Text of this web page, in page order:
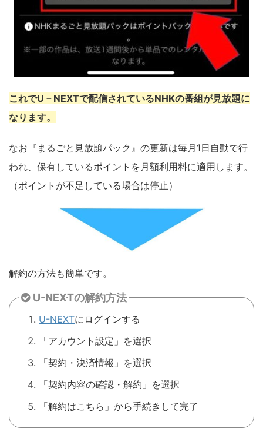
これでU－NEXTで配信されているNHKの番組が見放題に
なります。
なお『まるごと見放題パック』の更新は毎月1日自動で行
われ、保有しているポイントを月額利用料に適用します。
（ポイントが不足している場合は停止）
解約の方法も簡単です。
U-NEXTの解約方法
U-NEXTにログインする
「アカウント設定」を選択
「契約・決済情報」を選択
「契約内容の確認・解約」を選択
「解約はこちら」から手続きして完了